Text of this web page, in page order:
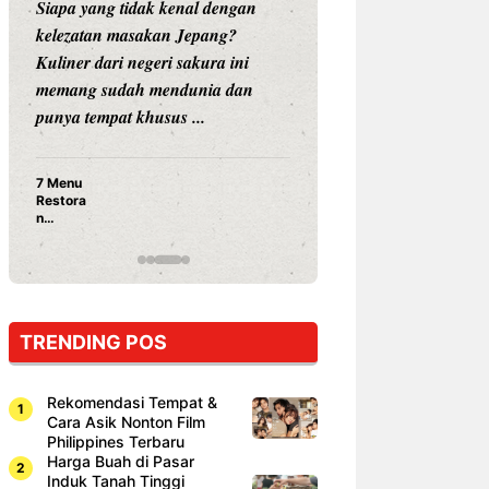
Siapa yang tidak kenal dengan
kelezatan masakan Jepang?
Kuliner dari negeri sakura ini
memang sudah mendunia dan
punya tempat khusus ...
7 Menu
Restora
n
yang
Dicoba,
Cuma
Sushi!
TRENDING POS
Rekomendasi Tempat &
Cara Asik Nonton Film
Philippines Terbaru
Harga Buah di Pasar
Induk Tanah Tinggi